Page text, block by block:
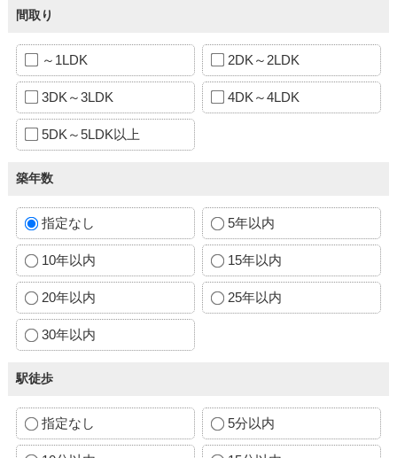
間取り
～1LDK 2DK～2LDK
3DK～3LDK 4DK～4LDK
5DK～5LDK以上
築年数
指定なし 5年以内
10年以内 15年以内
20年以内 25年以内
30年以内
駅徒歩
指定なし 5分以内